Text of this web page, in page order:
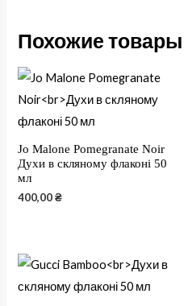
Похожие товары
Jo Malone Pomegranate Noir
Духи в скляному флаконі 50
мл
400,00₴